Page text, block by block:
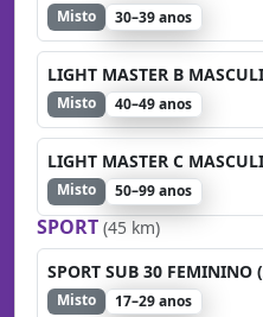
Misto 30–39 anos
LIGHT MASTER B
Misto 40–49 anos
LIGHT MASTER C
Misto 50–99 anos
SPORT (45 km)
SPORT SUB 30 FEMININO
Misto 17–29 anos